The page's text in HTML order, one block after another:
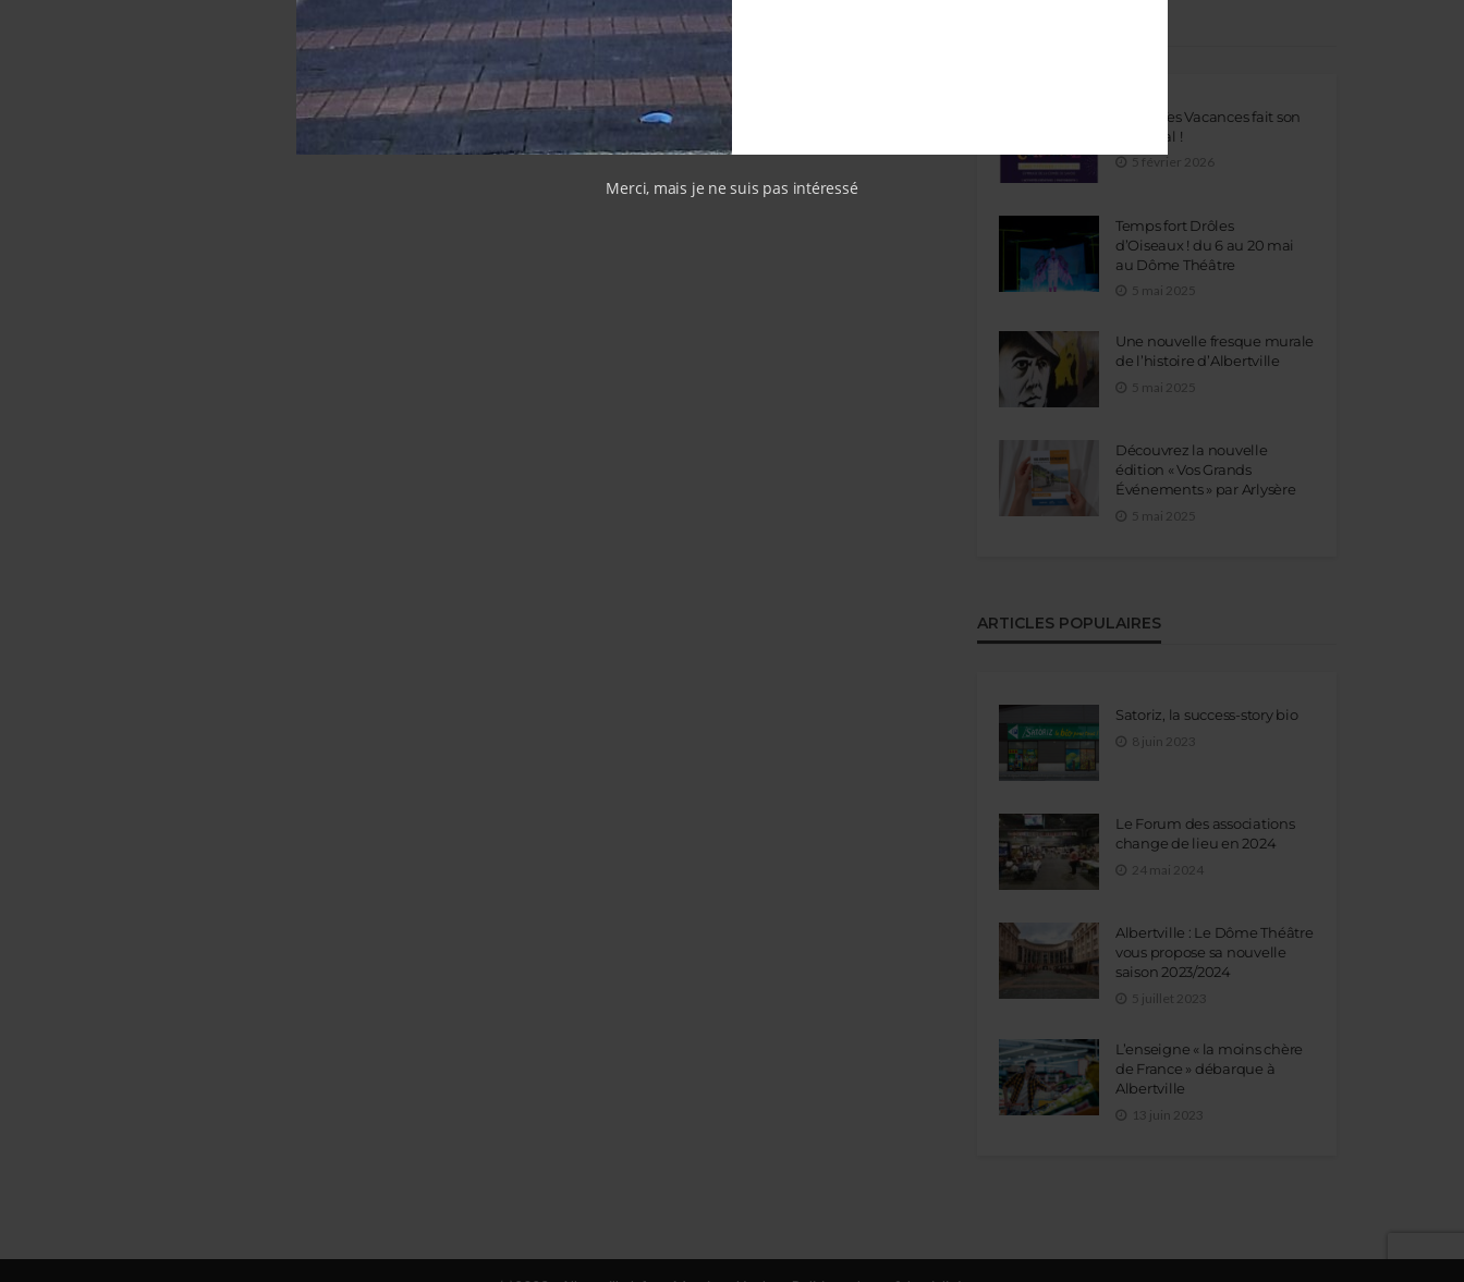
Lance Tes Vacances fait son
Carnaval !
5 février 2026
Temps fort Drôles
d’Oiseaux ! du 6 au 20 mai
au Dôme Théâtre
5 mai 2025
Une nouvelle fresque murale
de l’histoire d’Albertville
5 mai 2025
Découvrez la nouvelle
édition « Vos Grands
Événements » par Arlysère
5 mai 2025
ARTICLES POPULAIRES
Satoriz, la success-story bio
8 juin 2023
Le Forum des associations
change de lieu en 2024
24 mai 2024
Albertville : Le Dôme Théâtre
vous propose sa nouvelle
saison 2023/2024
5 juillet 2023
L’enseigne « la moins chère
de France » débarque à
Albertville
13 juin 2023
Merci, mais je ne suis pas intéressé